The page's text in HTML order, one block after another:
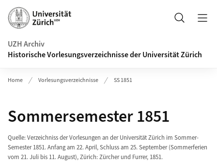
Navigation auf uzh.ch
Suche
UZH Archiv
Historische Vorlesungsverzeichnisse der Universität Zürich
Home Vorlesungsverzeichnisse SS 1851
Sommersemester 1851
Quelle: Verzeichniss der Vorlesungen an der Universität Zürich im Sommer-
Semester 1851. Anfang am 22. April, Schluss am 25. September (Sommerferien
vom 21. Juli bis 11. August), Zürich: Zürcher und Furrer, 1851.